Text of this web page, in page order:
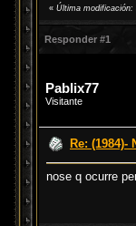
« Última modificación:
Responder #1
Pablix77
Visitante
Re:
nose q ocurre